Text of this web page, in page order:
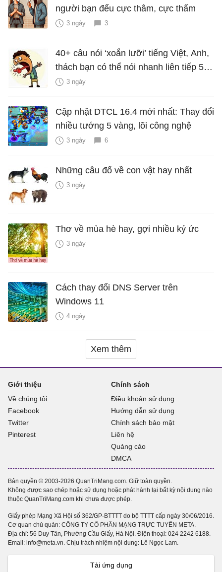
người bạn đểu cực thâm, cực thấm
3 ngày 3
40+ câu nói ‘xoắn lưỡi’ tiếng Việt, Anh,
thách bạn có thể nói nhanh liên tiếp 5
lần mà vẫn trôi chảy
3 ngày
Cập nhật DTCL 16.4 mới nhất: Thay đổi
nhiều tướng 5 vàng, lõi công nghệ
3 ngày 6
Những câu đố về con vật hay nhất
3 ngày
Thơ về mùa hè hay, gợi nhiều ký ức
3 ngày
Cách thay đổi DNS Server trên
Windows 11
4 ngày
Xem thêm
Giới thiệu
Về chúng tôi
Facebook
Twitter
Pinterest
Chính sách
Điều khoản sử dụng
Hướng dẫn sử dụng
Chính sách bảo mật
Liên hệ
Quảng cáo
DMCA
Bản quyền © 2003-2026 QuanTriMang.com. Giữ toàn quyền.
Không được sao chép hoặc sử dụng hoặc phát hành lại bất kỳ nội dung nào
thuộc QuanTriMang.com khi chưa được phép.
Giấy phép Mạng Xã Hội số 362/GP-BTTTT do bộ TTTT cấp ngày 30/06/2016.
Cơ quan chủ quản: CÔNG TY CỔ PHẦN MẠNG TRỰC TUYẾN META.
Địa chỉ: 56 Duy Tân, Phường Cầu Giấy, Hà Nội. Điện thoại: 024 2242 6188
Email: info@meta.vn. Chịu trách nhiệm nội dung: Lê Ngọc Lam.
Tải ứng dụng